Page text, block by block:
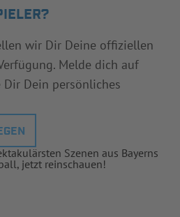
wir Dir Deine offiziellen
Melde dich auf
Dir Dein persönliches
Szenen aus Bayerns
jetzt reinschauen!